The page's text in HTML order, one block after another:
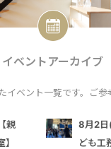
イベントアーカイブ
イベント一覧です。ご参
親
8月2
ども工